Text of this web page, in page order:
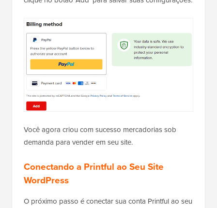
Você agora criou com sucesso mercadorias sob
demanda para vender em seu site.
Conectando a Printful ao Seu Site
WordPress
O próximo passo é conectar sua conta Printful ao seu